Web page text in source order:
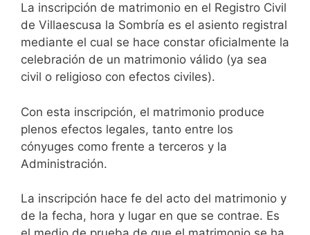
La inscripción de matrimonio en el Registro Civil
de Villaescusa la Sombría es el asiento registral
mediante el cual se hace constar oficialmente la
celebración de un matrimonio válido (ya sea
civil o religioso con efectos civiles).
Con esta inscripción, el matrimonio produce
plenos efectos legales, tanto entre los
cónyuges como frente a terceros y la
Administración.
La inscripción hace fe del acto del matrimonio y
de la fecha, hora y lugar en que se contrae. Es